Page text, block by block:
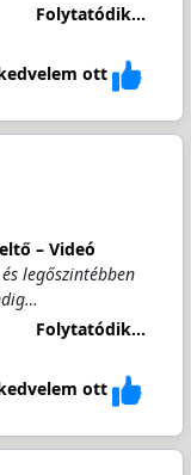
Folytatódik...
ott
– Videó
legőszintébben
Folytatódik...
ott